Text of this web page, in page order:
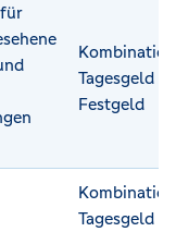
Tagesgeld
Festgeld
Tagesgeld